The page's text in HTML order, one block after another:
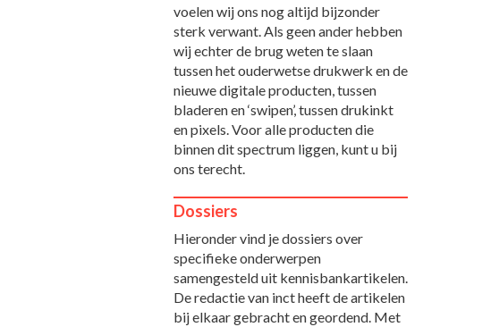
voelen wij ons nog altijd bijzonder
sterk verwant. Als geen ander hebben
wij echter de brug weten te slaan
tussen het ouderwetse drukwerk en de
nieuwe digitale producten, tussen
bladeren en ‘swipen’, tussen drukinkt
en pixels. Voor alle producten die
binnen dit spectrum liggen, kunt u bij
ons terecht.
Dossiers
Hieronder vind je dossiers over
specifieke onderwerpen
samengesteld uit kennisbankartikelen.
De redactie van inct heeft de artikelen
bij elkaar gebracht en geordend. Met